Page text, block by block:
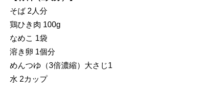
そば 2人分
鶏ひき肉 100g
なめこ 1袋
溶き卵 1個分
めんつゆ（3倍濃縮）大さじ1
水 2カップ